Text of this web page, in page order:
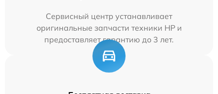
Сервисный центр устанавливает
оригинальные запчасти техники HP и
предоставляет гарантию до 3 лет.